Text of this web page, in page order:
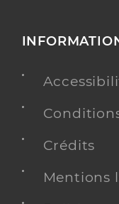
Crédits
Mentions